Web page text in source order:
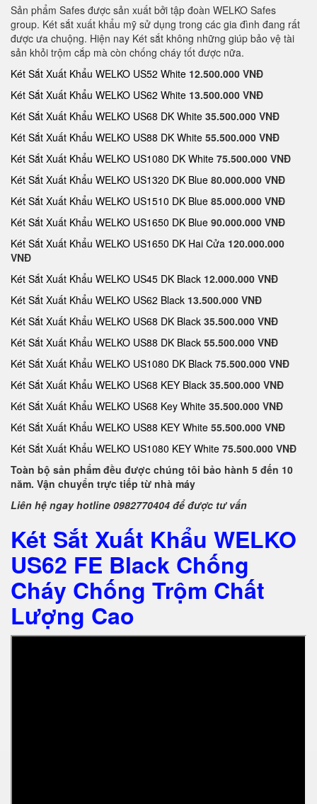
Sản phẩm Safes được sản xuất bởi tập đoàn WELKO Safes
group. Két sắt xuất khẩu mỹ sử dụng trong các gia đình đang rất
được ưa chuộng. Hiện nay Két sắt không những giúp bảo vệ tài
sản khỏi trộm cắp mà còn chống cháy tốt được nữa.
Két Sắt Xuất Khẩu WELKO US52 White 12.500.000 VNĐ
Két Sắt Xuất Khẩu WELKO US62 White 13.500.000 VNĐ
Két Sắt Xuất Khẩu WELKO US68 DK White 35.500.000 VNĐ
Két Sắt Xuất Khẩu WELKO US88 DK White 55.500.000 VNĐ
Két Sắt Xuất Khẩu WELKO US1080 DK White 75.500.000 VNĐ
Két Sắt Xuất Khẩu WELKO US1320 DK Blue 80.000.000 VNĐ
Két Sắt Xuất Khẩu WELKO US1510 DK Blue 85.000.000 VNĐ
Két Sắt Xuất Khẩu WELKO US1650 DK Blue 90.000.000 VNĐ
Két Sắt Xuất Khẩu WELKO US1650 DK Hai Cửa 120.000.000
VNĐ
Két Sắt Xuất Khẩu WELKO US45 DK Black 12.000.000 VNĐ
Két Sắt Xuất Khẩu WELKO US62 Black 13.500.000 VNĐ
Két Sắt Xuất Khẩu WELKO US68 DK Black 35.500.000 VNĐ
Két Sắt Xuất Khẩu WELKO US88 DK Black 55.500.000 VNĐ
Két Sắt Xuất Khẩu WELKO US1080 DK Black 75.500.000 VNĐ
Két Sắt Xuất Khẩu WELKO US68 KEY Black 35.500.000 VNĐ
Két Sắt Xuất Khẩu WELKO US68 Key White 35.500.000 VNĐ
Két Sắt Xuất Khẩu WELKO US88 KEY White 55.500.000 VNĐ
Két Sắt Xuất Khẩu WELKO US1080 KEY White 75.500.000 VNĐ
Toàn bộ sản phẩm đều được chúng tôi bảo hành 5 đến 10
năm. Vận chuyển trực tiếp từ nhà máy
Liên hệ ngay hotline 0982770404 để được tư vấn
Két Sắt Xuất Khẩu WELKO
US62 FE Black Chống
Cháy Chống Trộm Chất
Lượng Cao